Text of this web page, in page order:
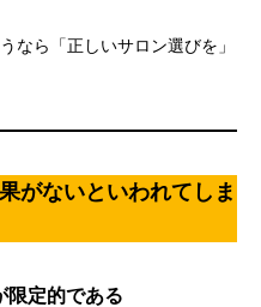
なら「正しいサロン選びを」
がないといわれてしま
定的である